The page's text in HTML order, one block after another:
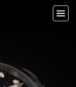
Toggle